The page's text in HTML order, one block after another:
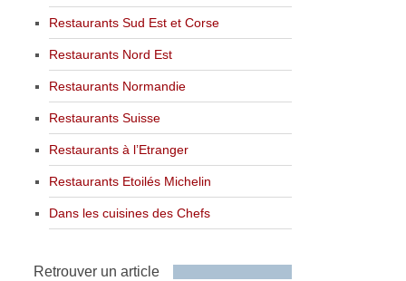
Restaurants Sud Est et Corse
Restaurants Nord Est
Restaurants Normandie
Restaurants Suisse
Restaurants à l’Etranger
Restaurants Etoilés Michelin
Dans les cuisines des Chefs
Retrouver un article